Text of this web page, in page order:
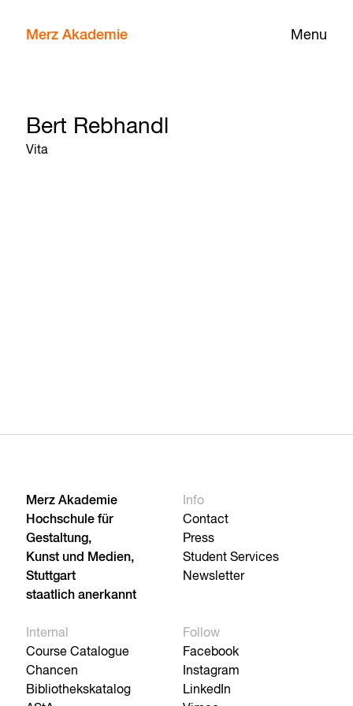
Menu
Merz Akademie
Bert Rebhandl
Vita
Merz Akademie
Hochschule für
Gestaltung,
Kunst und Medien,
Stuttgart
staatlich anerkannt
Info
Contact
Press
Student Services
Newsletter
Internal
Course Catalogue
Chancen
Bibliothekskatalog
Follow
Facebook
Instagram
LinkedIn